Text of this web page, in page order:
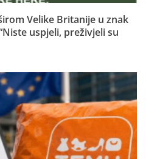
Velike Britanije u znak
uspjeli, preživjeli su